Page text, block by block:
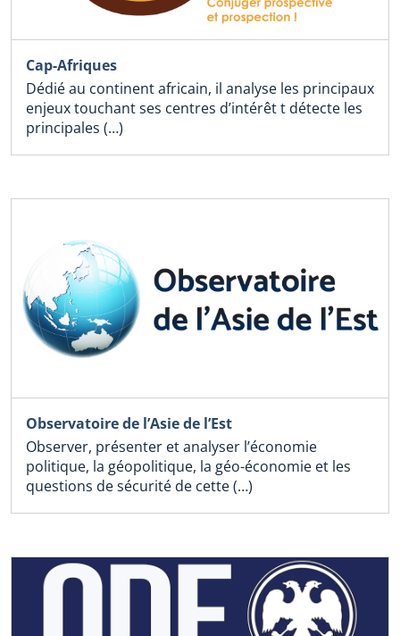
Cap-Afriques
Dédié au continent africain, il analyse les principaux
enjeux touchant ses centres d’intérêt t détecte les
principales (…)
Observatoire de l’Asie de l’Est
Observer, présenter et analyser l’économie
politique, la géopolitique, la géo-économie et les
questions de sécurité de cette (…)